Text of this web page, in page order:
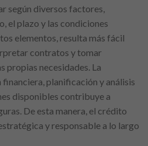
según diversos factores,
el plazo y las condiciones
elementos, resulta más fácil
contratos y tomar
propias necesidades. La
planificación y análisis
disponibles contribuye a
De esta manera, el crédito
y responsable a lo largo